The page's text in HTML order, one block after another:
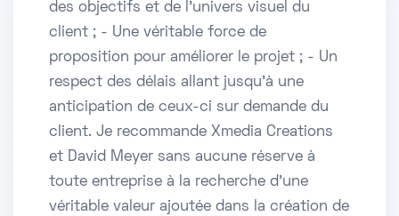
des objectifs et de l'univers visuel du
client ; - Une véritable force de
proposition pour améliorer le projet ; - Un
respect des délais allant jusqu'à une
anticipation de ceux-ci sur demande du
client. Je recommande Xmedia Creations
et David Meyer sans aucune réserve à
toute entreprise à la recherche d'une
véritable valeur ajoutée dans la création de